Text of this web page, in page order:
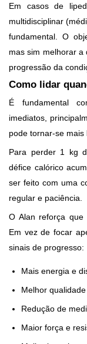
Em casos de
multidisciplinar
fundamental. O
mas sim melhorar a
progressão da
Como lidar
É fundamental
imediatos,
pode tornar-se mais
Para perder 1 kg
défice calórico
ser feito com uma
regular e paciência.
O Alan reforça que
Em vez de focar
sinais de progresso:
Mais energia e
Melhor
Redução de
Maior força e